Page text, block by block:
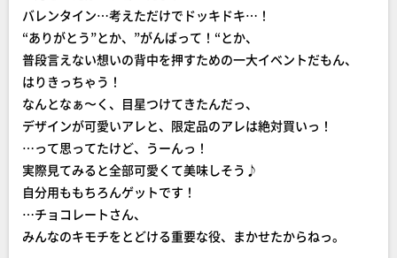
バレンタイン…考えただけでドッキドキ…！
“ありがとう”とか、”がんばって！“とか、
普段言えない想いの背中を押すための一大イベントだもん、
はりきっちゃう！
なんとなぁ〜く、目星つけてきたんだっ、
デザインが可愛いアレと、限定品のアレは絶対買いっ！
…って思ってたけど、うーんっ！
実際見てみると全部可愛くて美味しそう♪
自分用ももちろんゲットです！
…チョコレートさん、
みんなのキモチをとどける重要な役、まかせたからねっ。